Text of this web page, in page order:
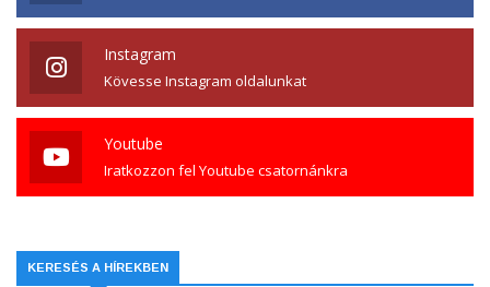
Instagram
Kövesse Instagram oldalunkat
Youtube
Iratkozzon fel Youtube csatornánkra
KERESÉS A HÍREKBEN